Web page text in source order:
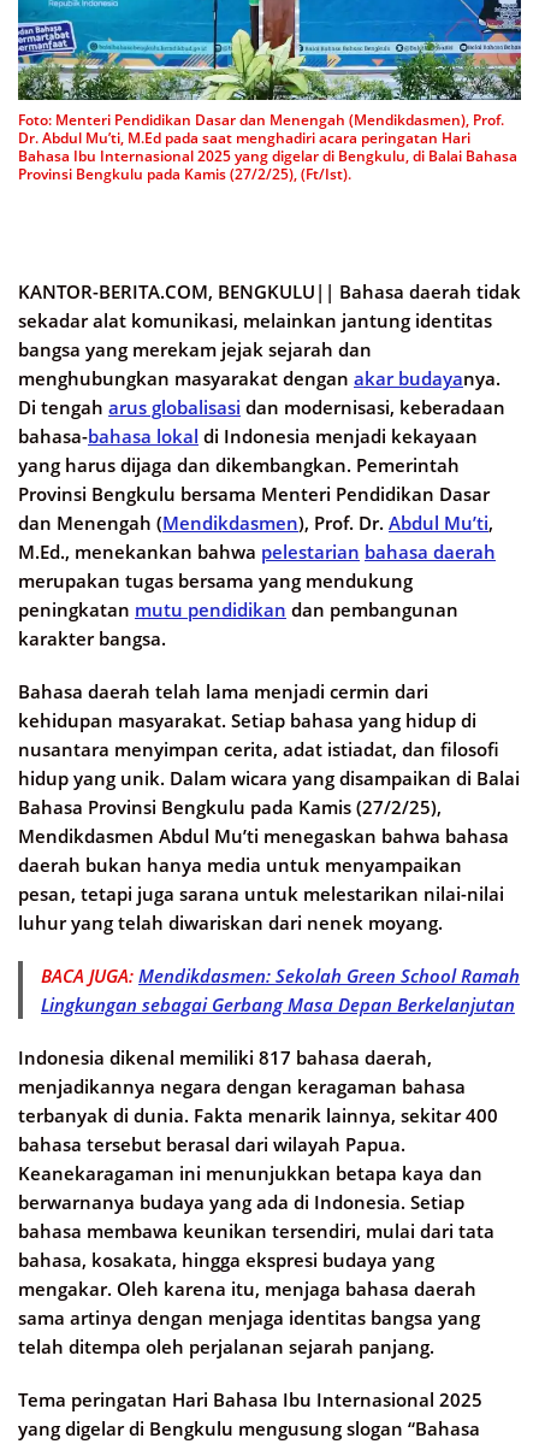
Foto: Menteri Pendidikan Dasar dan Menengah (Mendikdasmen), Prof.
Dr. Abdul Mu’ti, M.Ed pada saat menghadiri acara peringatan Hari
Bahasa Ibu Internasional 2025 yang digelar di Bengkulu, di Balai Bahasa
Provinsi Bengkulu pada Kamis (27/2/25), (Ft/Ist).
KANTOR-BERITA.COM, BENGKULU|| Bahasa daerah tidak
sekadar alat komunikasi, melainkan jantung identitas
bangsa yang merekam jejak sejarah dan
menghubungkan masyarakat dengan akar budayanya.
Di tengah arus globalisasi dan modernisasi, keberadaan
bahasa-bahasa lokal di Indonesia menjadi kekayaan
yang harus dijaga dan dikembangkan. Pemerintah
Provinsi Bengkulu bersama Menteri Pendidikan Dasar
dan Menengah (Mendikdasmen), Prof. Dr. Abdul Mu’ti,
M.Ed., menekankan bahwa pelestarian bahasa daerah
merupakan tugas bersama yang mendukung
peningkatan mutu pendidikan dan pembangunan
karakter bangsa.
Bahasa daerah telah lama menjadi cermin dari
kehidupan masyarakat. Setiap bahasa yang hidup di
nusantara menyimpan cerita, adat istiadat, dan filosofi
hidup yang unik. Dalam wicara yang disampaikan di Balai
Bahasa Provinsi Bengkulu pada Kamis (27/2/25),
Mendikdasmen Abdul Mu’ti menegaskan bahwa bahasa
daerah bukan hanya media untuk menyampaikan
pesan, tetapi juga sarana untuk melestarikan nilai-nilai
luhur yang telah diwariskan dari nenek moyang.
BACA JUGA: Mendikdasmen: Sekolah Green School Ramah
Lingkungan sebagai Gerbang Masa Depan Berkelanjutan
Indonesia dikenal memiliki 817 bahasa daerah,
menjadikannya negara dengan keragaman bahasa
terbanyak di dunia. Fakta menarik lainnya, sekitar 400
bahasa tersebut berasal dari wilayah Papua.
Keanekaragaman ini menunjukkan betapa kaya dan
berwarnanya budaya yang ada di Indonesia. Setiap
bahasa membawa keunikan tersendiri, mulai dari tata
bahasa, kosakata, hingga ekspresi budaya yang
mengakar. Oleh karena itu, menjaga bahasa daerah
sama artinya dengan menjaga identitas bangsa yang
telah ditempa oleh perjalanan sejarah panjang.
Tema peringatan Hari Bahasa Ibu Internasional 2025
yang digelar di Bengkulu mengusung slogan “Bahasa